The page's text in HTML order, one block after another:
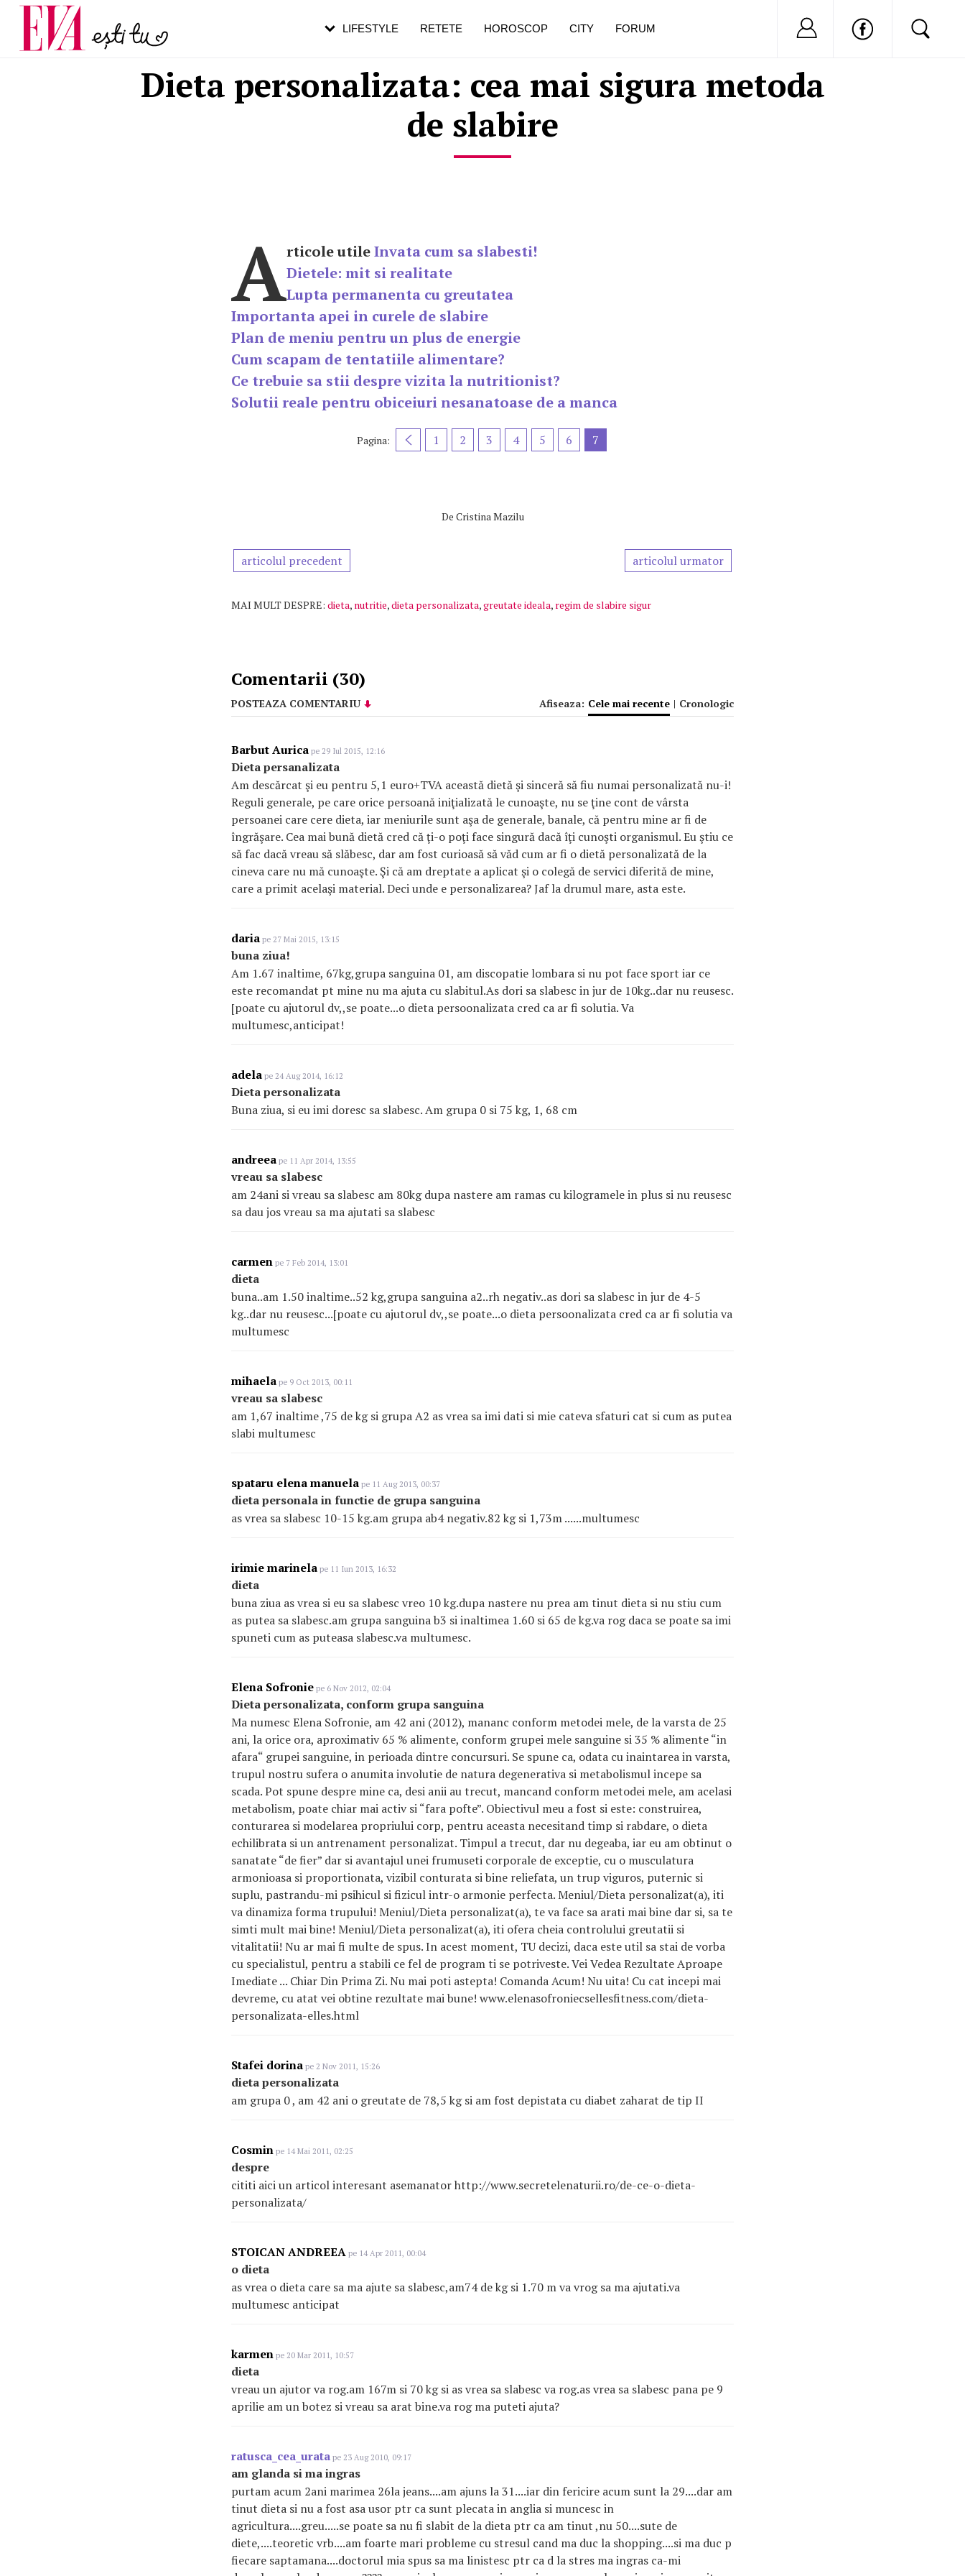
Dieta personalizata: cea mai sigura metoda
de slabire
Articole utileInvata cum sa slabesti!
Dietele: mit si realitate
Lupta permanenta cu greutatea
Importanta apei in curele de slabire
Plan de meniu pentru un plus de energie
Cum scapam de tentatiile alimentare?
Ce trebuie sa stii despre vizita la nutritionist?
Solutii reale pentru obiceiuri nesanatoase de a manca
Pagina: 1 2 3 4 5 6 7
De Cristina Mazilu
articolul precedent articolul urmator
MAI MULT DESPRE: dieta, nutritie,dieta personalizata,greutate ideala, regim de slabire sigur
Comentarii (30)
POSTEAZA COMENTARIU Afiseaza: Cele mai recente | Cronologic
Barbut Aurica pe 29 Iul 2015, 12:16
Dieta persanalizata
Am descărcat şi eu pentru 5,1 euro+TVA această dietă şi sinceră să fiu numai personalizată nu-i!
Reguli generale, pe care orice persoană iniţializată le cunoaşte, nu se ţine cont de vârsta
persoanei care cere dieta, iar meniurile sunt aşa de generale, banale, că pentru mine ar fi de
îngrăşare. Cea mai bună dietă cred că ţi-o poţi face singură dacă îţi cunoşti organismul. Eu ştiu ce
să fac dacă vreau să slăbesc, dar am fost curioasă să văd cum ar fi o dietă personalizată de la
cineva care nu mă cunoaşte. Şi că am dreptate a aplicat şi o colegă de servici diferită de mine,
care a primit acelaşi material. Deci unde e personalizarea? Jaf la drumul mare, asta este.
daria pe 27 Mai 2015, 13:15
buna ziua!
Am 1.67 inaltime, 67kg,grupa sanguina 01, am discopatie lombara si nu pot face sport iar ce
este recomandat pt mine nu ma ajuta cu slabitul.As dori sa slabesc in jur de 10kg..dar nu reusesc.
[poate cu ajutorul dv,,se poate...o dieta persoonalizata cred ca ar fi solutia. Va
multumesc,anticipat!
adela pe 24 Aug 2014, 16:12
Dieta personalizata
Buna ziua, si eu imi doresc sa slabesc. Am grupa 0 si 75 kg, 1, 68 cm
andreea pe 11 Apr 2014, 13:55
vreau sa slabesc
am 24ani si vreau sa slabesc am 80kg dupa nastere am ramas cu kilogramele in plus si nu reusesc
sa dau jos vreau sa ma ajutati sa slabesc
carmen pe 7 Feb 2014, 13:01
dieta
buna..am 1.50 inaltime..52 kg,grupa sanguina a2..rh negativ..as dori sa slabesc in jur de 4-5
kg..dar nu reusesc...[poate cu ajutorul dv,,se poate...o dieta persoonalizata cred ca ar fi solutia va
multumesc
mihaela pe 9 Oct 2013, 00:11
vreau sa slabesc
am 1,67 inaltime ,75 de kg si grupa A2 as vrea sa imi dati si mie cateva sfaturi cat si cum as putea
slabi multumesc
spataru elena manuela pe 11 Aug 2013, 00:37
dieta personala in functie de grupa sanguina
as vrea sa slabesc 10-15 kg.am grupa ab4 negativ.82 kg si 1,73m ......multumesc
irimie marinela pe 11 Iun 2013, 16:32
dieta
buna ziua as vrea si eu sa slabesc vreo 10 kg.dupa nastere nu prea am tinut dieta si nu stiu cum
as putea sa slabesc.am grupa sanguina b3 si inaltimea 1.60 si 65 de kg.va rog daca se poate sa imi
spuneti cum as puteasa slabesc.va multumesc.
Elena Sofronie pe 6 Nov 2012, 02:04
Dieta personalizata, conform grupa sanguina
Ma numesc Elena Sofronie, am 42 ani (2012), mananc conform metodei mele, de la varsta de 25
ani, la orice ora, aproximativ 65 % alimente, conform grupei mele sanguine si 35 % alimente “in
afara“ grupei sanguine, in perioada dintre concursuri. Se spune ca, odata cu inaintarea in varsta,
trupul nostru sufera o anumita involutie de natura degenerativa si metabolismul incepe sa
scada. Pot spune despre mine ca, desi anii au trecut, mancand conform metodei mele, am acelasi
metabolism, poate chiar mai activ si “fara pofte”. Obiectivul meu a fost si este: construirea,
conturarea si modelarea propriului corp, pentru aceasta necesitand timp si rabdare, o dieta
echilibrata si un antrenament personalizat. Timpul a trecut, dar nu degeaba, iar eu am obtinut o
sanatate “de fier” dar si avantajul unei frumuseti corporale de exceptie, cu o musculatura
armonioasa si proportionata, vizibil conturata si bine reliefata, un trup viguros, puternic si
suplu, pastrandu-mi psihicul si fizicul intr-o armonie perfecta. Meniul/Dieta personalizat(a), iti
va dinamiza forma trupului! Meniul/Dieta personalizat(a), te va face sa arati mai bine dar si, sa te
simti mult mai bine! Meniul/Dieta personalizat(a), iti ofera cheia controlului greutatii si
vitalitatii! Nu ar mai fi multe de spus. In acest moment, TU decizi, daca este util sa stai de vorba
cu specialistul, pentru a stabili ce fel de program ti se potriveste. Vei Vedea Rezultate Aproape
Imediate ... Chiar Din Prima Zi. Nu mai poti astepta! Comanda Acum! Nu uita! Cu cat incepi mai
devreme, cu atat vei obtine rezultate mai bune! www.elenasofroniecsellesfitness.com/dieta-
personalizata-elles.html
Stafei dorina pe 2 Nov 2011, 15:26
dieta personalizata
am grupa 0 , am 42 ani o greutate de 78,5 kg si am fost depistata cu diabet zaharat de tip II
Cosmin pe 14 Mai 2011, 02:25
despre
cititi aici un articol interesant asemanator http://www.secretelenaturii.ro/de-ce-o-dieta-
personalizata/
STOICAN ANDREEA pe 14 Apr 2011, 00:04
o dieta
as vrea o dieta care sa ma ajute sa slabesc,am74 de kg si 1.70 m va vrog sa ma ajutati.va
multumesc anticipat
karmen pe 20 Mar 2011, 10:57
dieta
vreau un ajutor va rog.am 167m si 70 kg si as vrea sa slabesc va rog.as vrea sa slabesc pana pe 9
aprilie am un botez si vreau sa arat bine.va rog ma puteti ajuta?
ratusca_cea_urata pe 23 Aug 2010, 09:17
am glanda si ma ingras
purtam acum 2ani marimea 26la jeans....am ajuns la 31....iar din fericire acum sunt la 29....dar am
tinut dieta si nu a fost asa usor ptr ca sunt plecata in anglia si muncesc in
agricultura....greu.....se poate sa nu fi slabit de la dieta ptr ca am tinut ,nu 50....sute de
diete,....teoretic vrb....am foarte mari probleme cu stresul cand ma duc la shopping....si ma duc p
fiecare saptamana....doctorul mia spus sa ma linistesc ptr ca d la stres ma ingras ca-mi
LIFESTYLE RETETE HOROSCOP CITY FORUM Nu ai cont?
Carieră
Actualitate
pe măsură ce înaintezi în vârstă
de dureroasă este investigația